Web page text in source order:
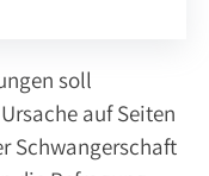
soll
auf Seiten
Schwangerschaft